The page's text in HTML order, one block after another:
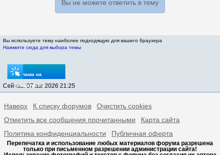
Вы не можете ответить в тему
Вы используете тему наиболее подходящую для вашего браузера
Нажмите сюда для выбора темы
Реклама на
sptovarov.ru
Сейчас: 07 авг 2026 21:25
Наверх К списку форумов
Очистить cookies
Отметить все сообщения прочитанными
Карта сайта
Политика конфиденциальности
Публичная оферта